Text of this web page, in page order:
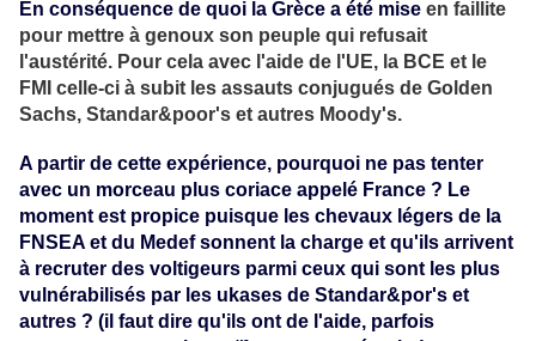
En conséquence de quoi la Grèce a été mise en faillite
pour mettre à genoux son peuple qui refusait
l'austérité. Pour cela avec l'aide de l'UE, la BCE et le
FMI celle-ci à subit les assauts conjugués de Golden
Sachs, Standar&poor's et autres Moody's.
A partir de cette expérience, pourquoi ne pas tenter
avec un morceau plus coriace appelé France ? Le
moment est propice puisque les chevaux légers de la
FNSEA et du Medef sonnent la charge et qu'ils arrivent
à recruter des voltigeurs parmi ceux qui sont les plus
vulnérabilisés par les ukases de Standar&por's et
autres ? (il faut dire qu'ils ont de l'aide, parfois